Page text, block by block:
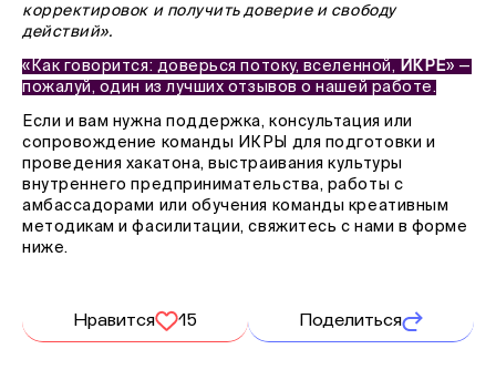
корректировок и получить доверие и свободу
действий».
«Как говорится: доверься потоку, вселенной, ИКРЕ» —
пожалуй, один из лучших отзывов о нашей работе.
Если и вам нужна поддержка, консультация или
сопровождение команды ИКРЫ для подготовки и
проведения хакатона, выстраивания культуры
внутреннего предпринимательства, работы с
амбассадорами или обучения команды креативным
методикам и фасилитации, свяжитесь с нами в форме
ниже.
Нравится 15 Поделиться